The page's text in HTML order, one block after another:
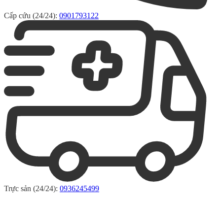
Cấp cứu (24/24): 0901793122
Trực sản (24/24): 0936245499